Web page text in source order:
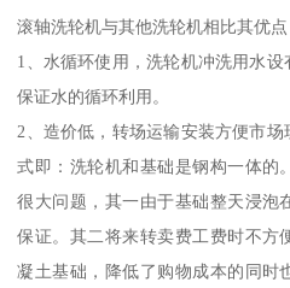
滚轴洗轮机与其他洗轮机相比其优点
1、水循环使用，洗轮机冲洗用水
保证水的循环利用。
2、造价低，转场运输安装方便市
式即：洗轮机和基础是钢构一体的
很大问题，其一由于基础整天浸泡
保证。其二将来转卖费工费时不方
凝土基础，降低了购物成本的同时